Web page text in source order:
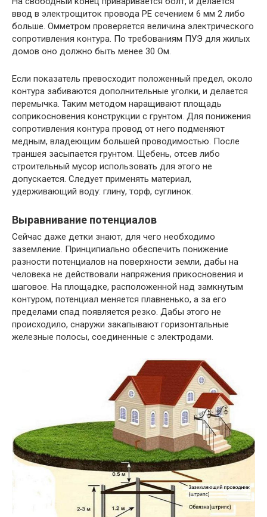
ввод в электрощиток провода РЕ сечением 6 мм 2 либо
больше. Омметром проверяется величина электрического
сопротивления контура. По требованиям ПУЭ для жилых
домов оно должно быть менее 30 Ом.
Если показатель превосходит положенный предел, около
контура забиваются дополнительные уголки, и делается
перемычка. Таким методом наращивают площадь
соприкосновения конструкции с грунтом. Для понижения
сопротивления контура провод от него подменяют
медным, владеющим большей проводимостью. После
траншея засыпается грунтом. Щебень, отсев либо
строительный мусор использовать для этого не
допускается. Следует применять материал,
удерживающий воду: глину, торф, суглинок.
Выравнивание потенциалов
Сейчас даже детки знают, для чего необходимо
заземление. Принципиально обеспечить понижение
разности потенциалов на поверхности земли, дабы на
человека не действовали напряжения прикосновения и
шаговое. На площадке, расположенной над замкнутым
контуром, потенциал меняется плавненько, а за его
пределами спад появляется резко. Дабы этого не
происходило, снаружи закапывают горизонтальные
железные полосы, соединенные с электродами.